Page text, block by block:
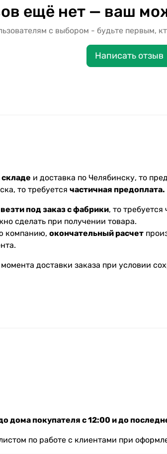
ещё нет — ваш
с выбором - будьте первым,
Написать отзыв
складе и доставка по Челябинску, то
то требуется частичная предоплата.
под заказ с фабрики, то
сделать при получении товара.
компанию, окончательный расчет
доставки заказа при условии
дома покупателя с 12:00 и до
по работе с клиентами при